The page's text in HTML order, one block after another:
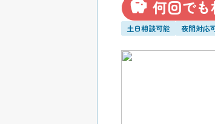
何回で
土日相談可能 夜間対応